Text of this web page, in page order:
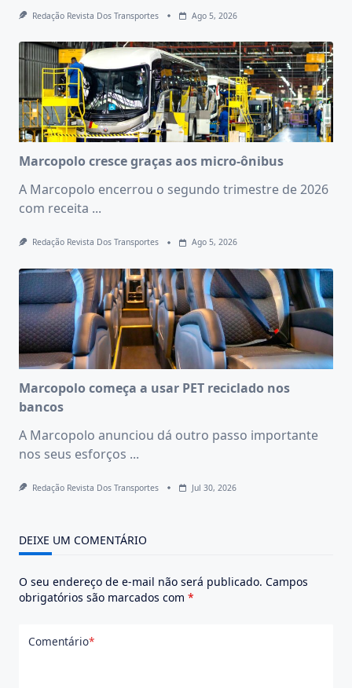
Redação Revista Dos Transportes Ago 5, 2026
Marcopolo cresce graças aos micro-ônibus
A Marcopolo encerrou o segundo trimestre de 2026
com receita ...
Redação Revista Dos Transportes Ago 5, 2026
Marcopolo começa a usar PET reciclado nos
bancos
A Marcopolo anunciou dá outro passo importante
nos seus esforços ...
Redação Revista Dos Transportes Jul 30, 2026
DEIXE UM COMENTÁRIO
O seu endereço de e-mail não será publicado. Campos
obrigatórios são marcados com *
Comentário*